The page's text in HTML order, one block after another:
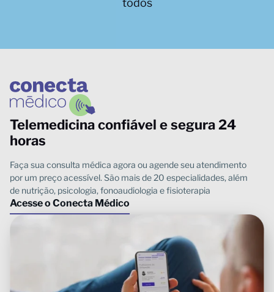
Telemedicina confiável e segura 24
horas
Acesse o Conecta Médico